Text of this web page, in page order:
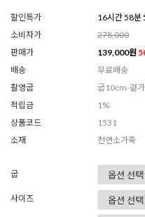
할인특가
16시간 58분
소비자가
278,000
판매가
139,000원
배송
무료배송
촬영굽
굽10cm-겉
적립금
1%
상품코드
1531
소재
천연소가죽
굽
사이즈